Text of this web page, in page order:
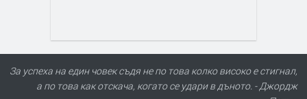
За успеха на един човек съдя не по това колко високо е стигнал,
а по това как отскача, когато се удари в дъното. - Джордж